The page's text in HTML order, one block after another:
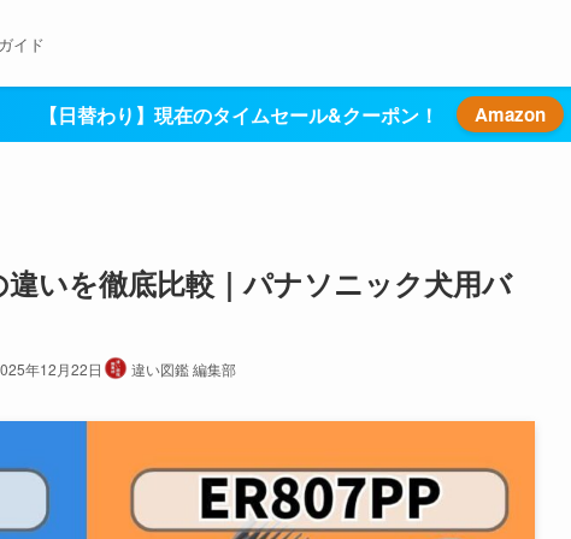
イド
【日替わり】現在のタイムセール&クーポン！ Amazon
いを徹底比較｜パナソニック犬用バ
年12月22日 違い図鑑 編集部